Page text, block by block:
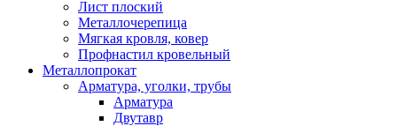
Лист плоский
Металлочерепица
Мягкая кровля, ковер
Профнастил кровельный
Металлопрокат
Арматура, уголки, трубы
Арматура
Двутавр